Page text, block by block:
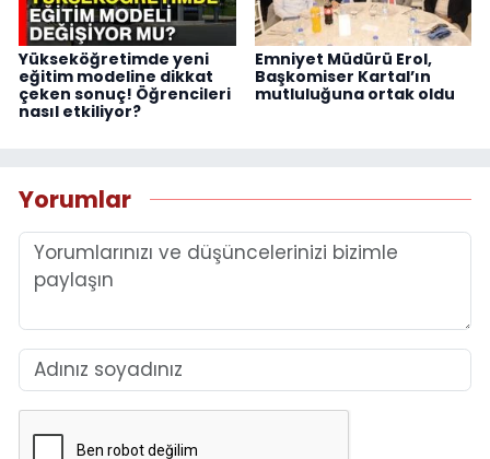
Yükseköğretimde yeni
eğitim modeline dikkat
çeken sonuç! Öğrencileri
nasıl etkiliyor?
Emniyet Müdürü Erol,
Başkomiser Kartal’ın
mutluluğuna ortak oldu
Yorumlar